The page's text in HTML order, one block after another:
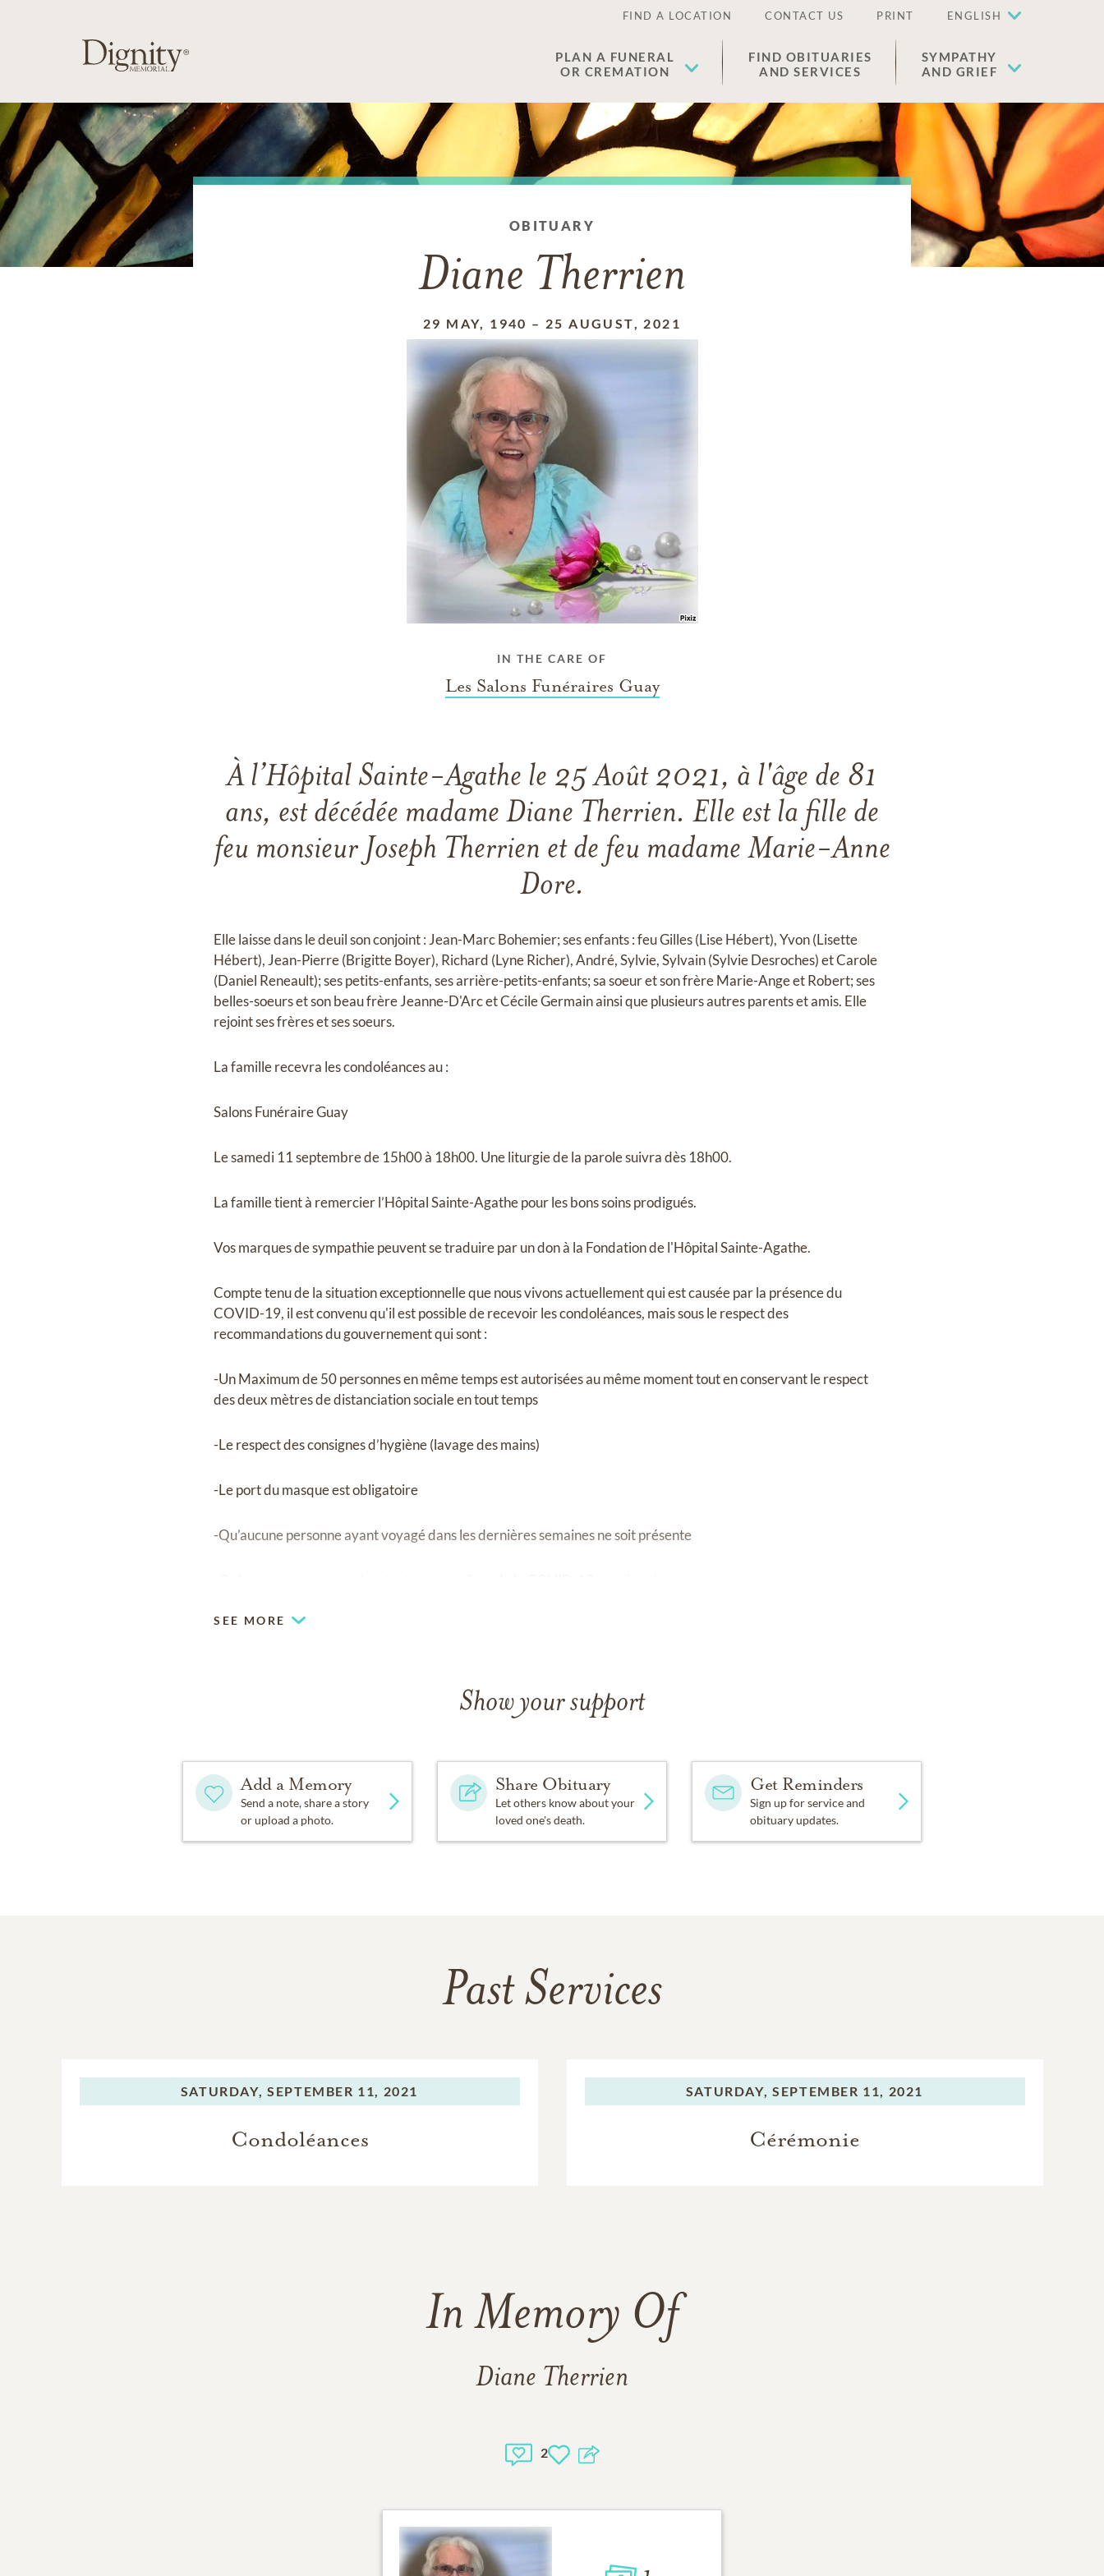
FIND A LOCATION CONTACT US PRINT ENGLISH
PLAN A FUNERAL
OR CREMATION
FIND OBITUARIES
AND SERVICES
SYMPATHY
AND GRIEF
OBITUARY
Diane Therrien
29 MAY, 1940 – 25 AUGUST, 2021
IN THE CARE OF
Les Salons Funéraires Guay
À l’Hôpital Sainte-Agathe le 25 Août 2021, à l'âge de 81
ans, est décédée madame Diane Therrien. Elle est la fille de
feu monsieur Joseph Therrien et de feu madame Marie-Anne
Dore.
Elle laisse dans le deuil son conjoint : Jean-Marc Bohemier; ses enfants : feu Gilles (Lise Hébert), Yvon (Lisette
Hébert), Jean-Pierre (Brigitte Boyer), Richard (Lyne Richer), André, Sylvie, Sylvain (Sylvie Desroches) et Carole
(Daniel Reneault); ses petits-enfants, ses arrière-petits-enfants; sa soeur et son frère Marie-Ange et Robert; ses
belles-soeurs et son beau frère Jeanne-D'Arc et Cécile Germain ainsi que plusieurs autres parents et amis. Elle
rejoint ses frères et ses soeurs.
La famille recevra les condoléances au :
Salons Funéraire Guay
Le samedi 11 septembre de 15h00 à 18h00. Une liturgie de la parole suivra dès 18h00.
La famille tient à remercier l’Hôpital Sainte-Agathe pour les bons soins prodigués.
Vos marques de sympathie peuvent se traduire par un don à la Fondation de l'Hôpital Sainte-Agathe.
Compte tenu de la situation exceptionnelle que nous vivons actuellement qui est causée par la présence du
COVID-19, il est convenu qu'il est possible de recevoir les condoléances, mais sous le respect des
recommandations du gouvernement qui sont :
-Un Maximum de 50 personnes en même temps est autorisées au même moment tout en conservant le respect
des deux mètres de distanciation sociale en tout temps
-Le respect des consignes d’hygiène (lavage des mains)
-Le port du masque est obligatoire
-Qu’aucune personne ayant voyagé dans les dernières semaines ne soit présente
SEE MORE
Show your support
Add a Memory
Send a note, share a story
or upload a photo.
Share Obituary
Let others know about your
loved one's death.
Get Reminders
Sign up for service and
obituary updates.
Past Services
SATURDAY, SEPTEMBER 11, 2021
Condoléances
SATURDAY, SEPTEMBER 11, 2021
Cérémonie
In Memory Of
Diane Therrien
2